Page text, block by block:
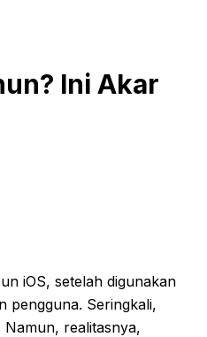
Ini Akar
iOS, setelah digunakan
pengguna. Seringkali,
realitasnya,